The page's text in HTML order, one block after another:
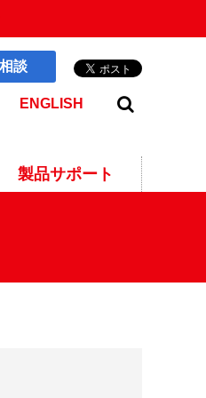
談
ENGLISH
製品サポート